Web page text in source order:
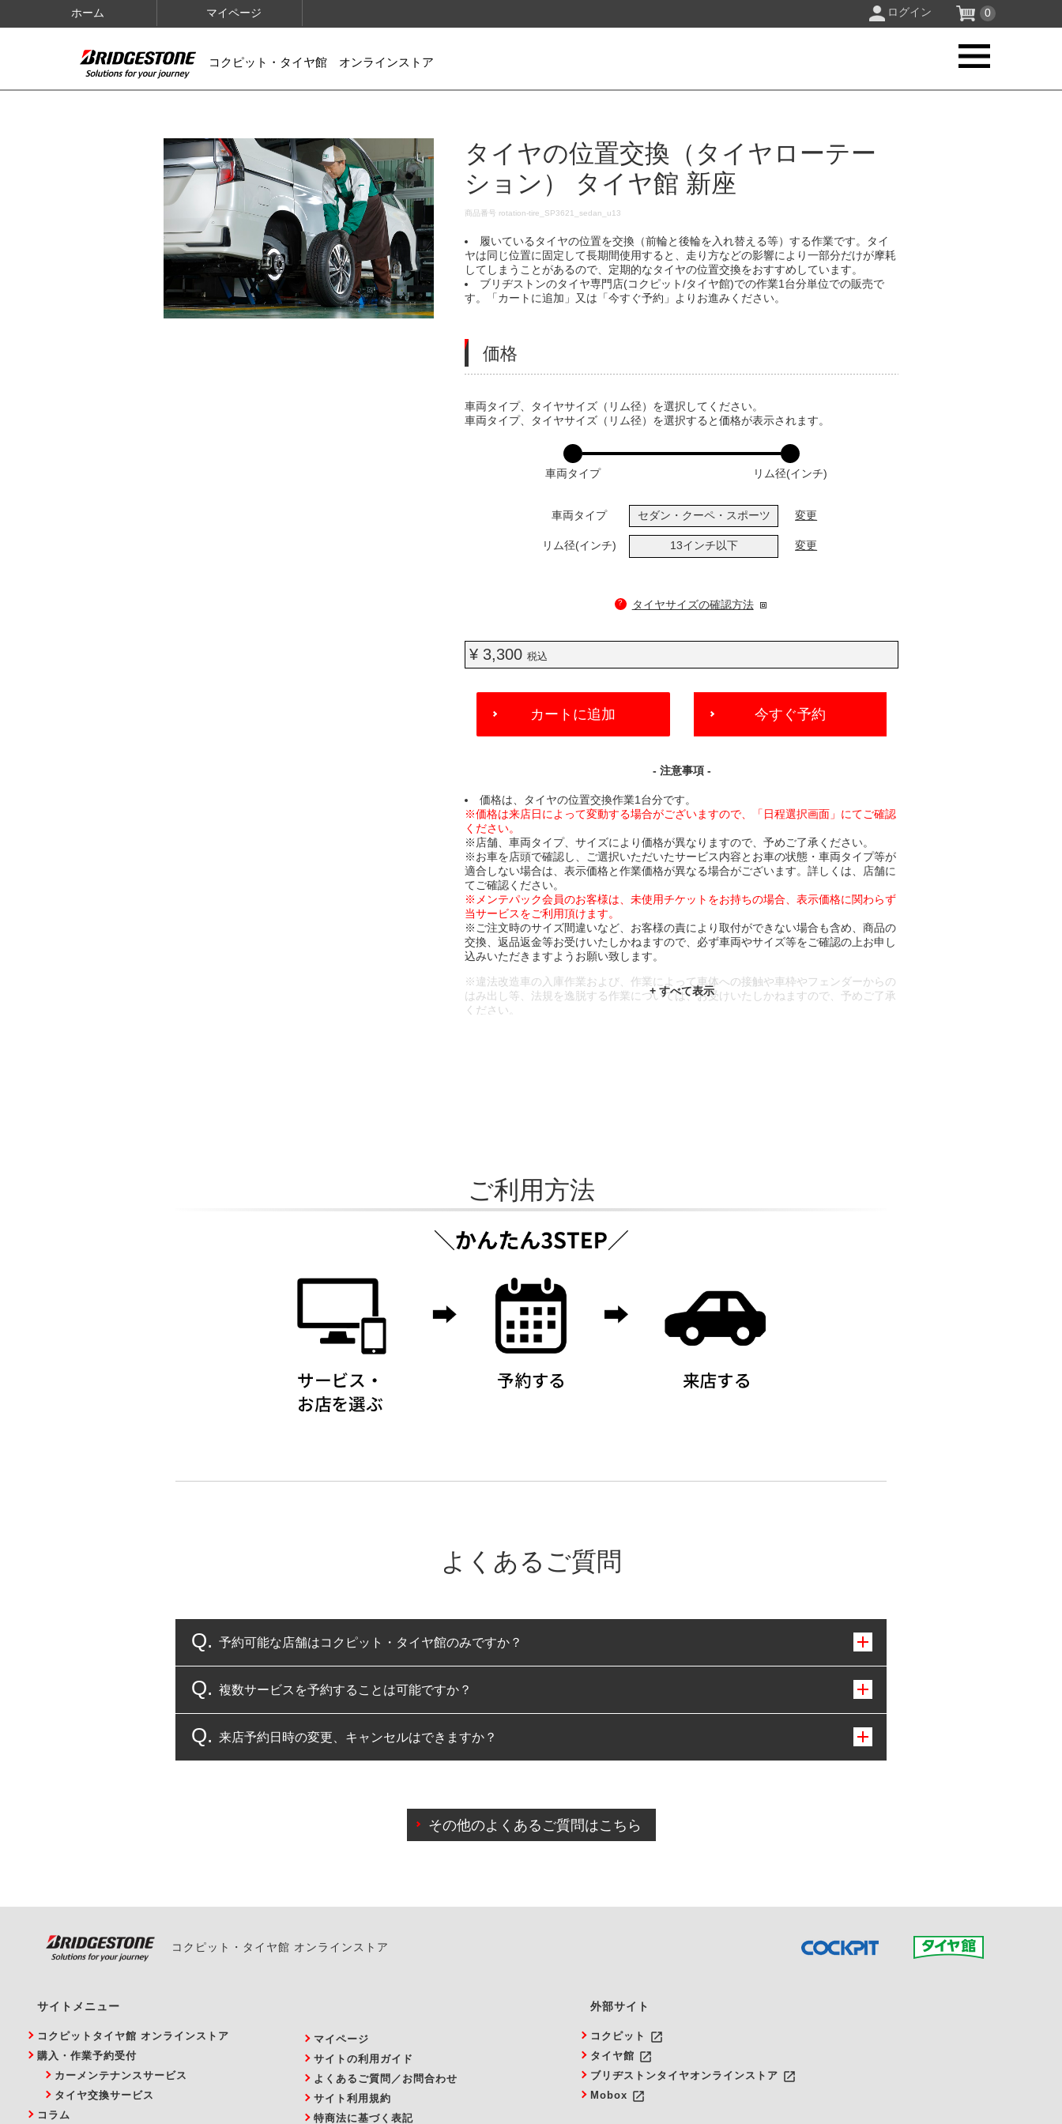
ホーム マイページ ログイン 0
コクピット・タイヤ館 オンラインストア
IMAGES
タイヤの位置交換（タイヤローテー
ション） タイヤ館 新座
DETAILS
商品番号 rotation-tire_SP3621_sedan_u13
履いているタイヤの位置を交換（前輪と後輪を入れ替える等）する作業です。タイ
ヤは同じ位置に固定して長期間使用すると、走り方などの影響により一部分だけが摩耗
してしまうことがあるので、定期的なタイヤの位置交換をおすすめしています。
ブリヂストンのタイヤ専門店(コクピット/タイヤ館)での作業1台分単位での販売で
す。「カートに追加」又は「今すぐ予約」よりお進みください。
価格
VARIATIONS
車両タイプ、タイヤサイズ（リム径）を選択してください。
車両タイプ、タイヤサイズ（リム径）を選択すると価格が表示されます。
車両タイプ リム径(インチ)
車両タイプ セダン・クーペ・スポーツ 変更
リム径(インチ) 13インチ以下 変更
? タイヤサイズの確認方法
¥ 3,300税込
ADD
CART
カートに追加 今すぐ予約
- 注意事項 -
価格は、タイヤの位置交換作業1台分です。
※価格は来店日によって変動する場合がございますので、「日程選択画面」にてご確認
ください。
※店舗、車両タイプ、サイズにより価格が異なりますので、予めご了承ください。
※お車を店頭で確認し、ご選択いただいたサービス内容とお車の状態・車両タイプ等が
適合しない場合は、表示価格と作業価格が異なる場合がございます。詳しくは、店舗に
てご確認ください。
※メンテパック会員のお客様は、未使用チケットをお持ちの場合、表示価格に関わらず
当サービスをご利用頂けます。
※ご注文時のサイズ間違いなど、お客様の責により取付ができない場合も含め、商品の
交換、返品返金等お受けいたしかねますので、必ず車両やサイズ等をご確認の上お申し
込みいただきますようお願い致します。
※違法改造車の入庫作業および、作業によって車体への接触や車枠やフェンダーからの
はみ出し等、法規を逸脱する作業については、お受けいたしかねますので、予めご了承
ください。
ご利用方法
よくあるご質問
予約可能な店舗はコクピット・タイヤ館のみですか？
コクピット・タイヤ館のみとなります。
複数サービスを予約することは可能ですか？
複数サービスのご予約は可能です。
来店予約日時の変更、キャンセルはできますか？
また、やむを得ない事由によりご予約のキャンセルをご希望の際は、直接ご予約いただいた店舗へご連絡くださ
その他のよくあるご質問はこちら
コクピット・タイヤ館 オンラインストア
サイトメニュー
コクピットタイヤ館 オンラインストア
購入・作業予約受付
カーメンテナンスサービス
タイヤ交換サービス
コラム
マイページ
サイトの利用ガイド
よくあるご質問／お問合わせ
サイト利用規約
特商法に基づく表記
外部サイト
コクピット launch
タイヤ館 launch
ブリヂストンタイヤオンラインストア launch
Mobox launch